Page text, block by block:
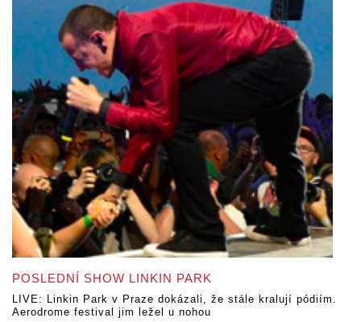
POSLEDNÍ SHOW LINKIN PARK
LIVE: Linkin Park v Praze dokázali, že stále kralují pódiím.
Aerodrome festival jim ležel u nohou